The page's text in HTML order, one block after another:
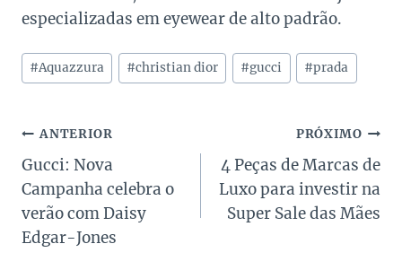
especializadas em eyewear de alto padrão.
Tags
do
#Aquazzura #christian dior #gucci #prada
Navegação
de
Post
ANTERIOR
Gucci: Nova
Campanha celebra o
verão com Daisy
Edgar-Jones
PRÓXIMO
4 Peças de Marcas de
Luxo para investir na
Super Sale das Mães